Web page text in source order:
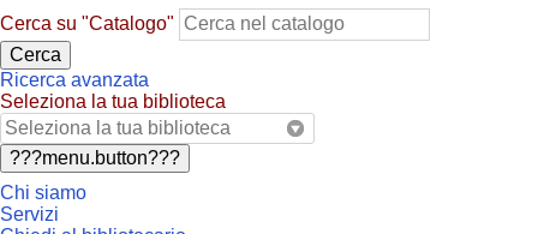
Cerca su "Catalogo"
Cerca
Ricerca avanzata
Seleziona la tua biblioteca
???menu.button???
Chi siamo
Servizi